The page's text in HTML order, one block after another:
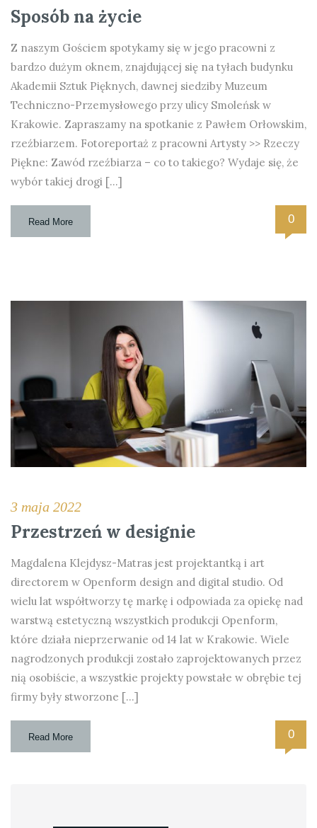
Sposób na życie
Z naszym Gościem spotykamy się w jego pracowni z
bardzo dużym oknem, znajdującej się na tyłach budynku
Akademii Sztuk Pięknych, dawnej siedziby Muzeum
Techniczno-Przemysłowego przy ulicy Smoleńsk w
Krakowie. Zapraszamy na spotkanie z Pawłem Orłowskim,
rzeźbiarzem. Fotoreportaż z pracowni Artysty >> Rzeczy
Piękne: Zawód rzeźbiarza – co to takiego? Wydaje się, że
wybór takiej drogi […]
Read More 0
3 maja 2022
Przestrzeń w designie
Magdalena Klejdysz-Matras jest projektantką i art
directorem w Openform design and digital studio. Od
wielu lat współtworzy tę markę i odpowiada za opiekę nad
warstwą estetyczną wszystkich produkcji Openform,
które działa nieprzerwanie od 14 lat w Krakowie. Wiele
nagrodzonych produkcji zostało zaprojektowanych przez
nią osobiście, a wszystkie projekty powstałe w obrębie tej
firmy były stworzone […]
Read More 0